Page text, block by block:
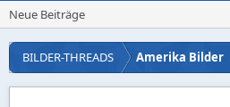
Neue Beiträge
BILDER-THREADS Amerika Bilder